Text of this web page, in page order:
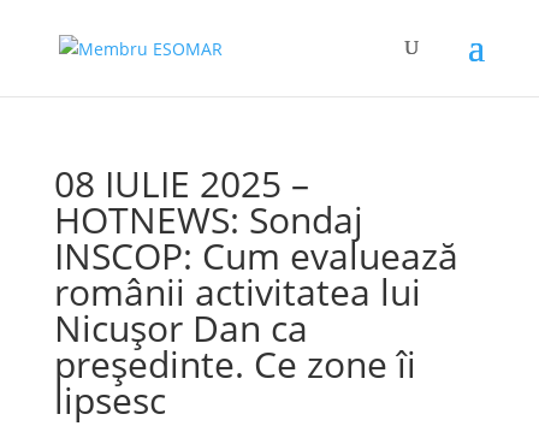
08 IULIE 2025 –
HOTNEWS: Sondaj
INSCOP: Cum evaluează
românii activitatea lui
Nicușor Dan ca
președinte. Ce zone îi
lipsesc